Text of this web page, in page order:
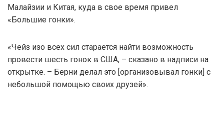
Малайзии и Китая, куда в свое время привел
«Большие гонки».
«Чейз изо всех сил старается найти возможность
провести шесть гонок в США, – сказано в надписи на
открытке. – Берни делал это [организовывал гонки] с
небольшой помощью своих друзей».